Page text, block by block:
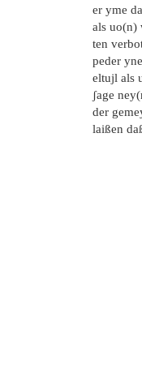
er yme
als uo(n)
ten
peder
eltujl als
ʃage
der
laißen